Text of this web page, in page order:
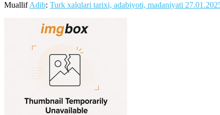
MuallifAdib: Turk xalqlari tarixi, adabiyoti, madaniyati